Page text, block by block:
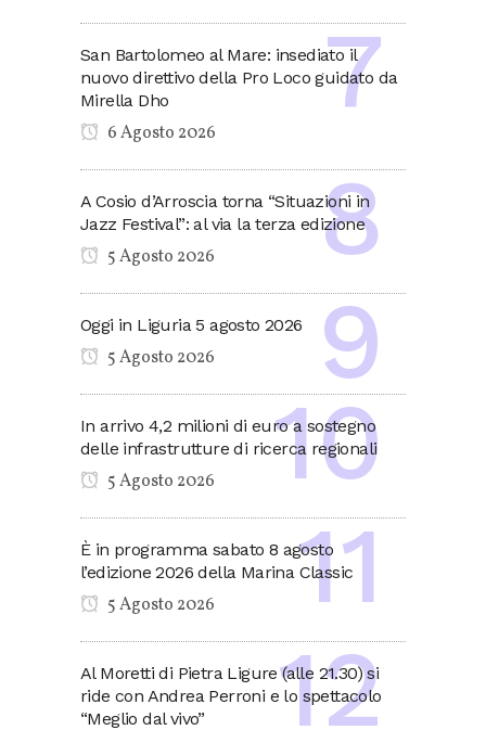
San Bartolomeo al Mare: insediato il
nuovo direttivo della Pro Loco guidato da
Mirella Dho
6 Agosto 2026
A Cosio d’Arroscia torna “Situazioni in
Jazz Festival”: al via la terza edizione
5 Agosto 2026
Oggi in Liguria 5 agosto 2026
5 Agosto 2026
In arrivo 4,2 milioni di euro a sostegno
delle infrastrutture di ricerca regionali
5 Agosto 2026
È in programma sabato 8 agosto
l’edizione 2026 della Marina Classic
5 Agosto 2026
Al Moretti di Pietra Ligure (alle 21.30) si
ride con Andrea Perroni e lo spettacolo
“Meglio dal vivo”